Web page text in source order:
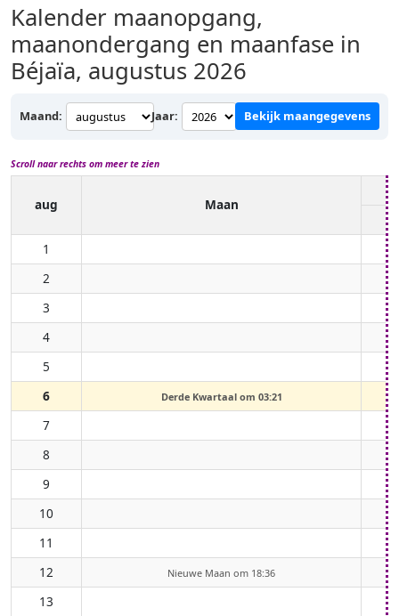
Kalender maanopgang,
maanondergang en maanfase in
Béjaïa, augustus 2026
Maand: Jaar: Bekijk maangegevens
Scroll naar rechts om meer te zien
aug Maan
1
2
3
4
5
6
Derde Kwartaal om 03:21
7
8
9
10
11
12
Nieuwe Maan om 18:36
13